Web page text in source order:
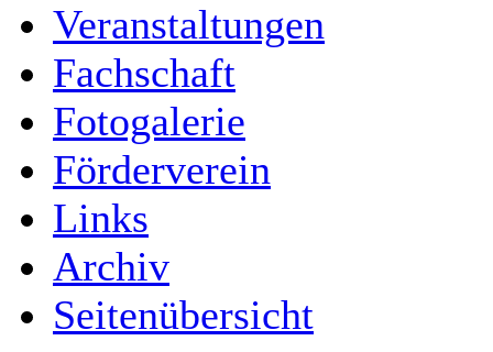
Veranstaltungen
Fachschaft
Fotogalerie
Förderverein
Links
Archiv
Seitenübersicht